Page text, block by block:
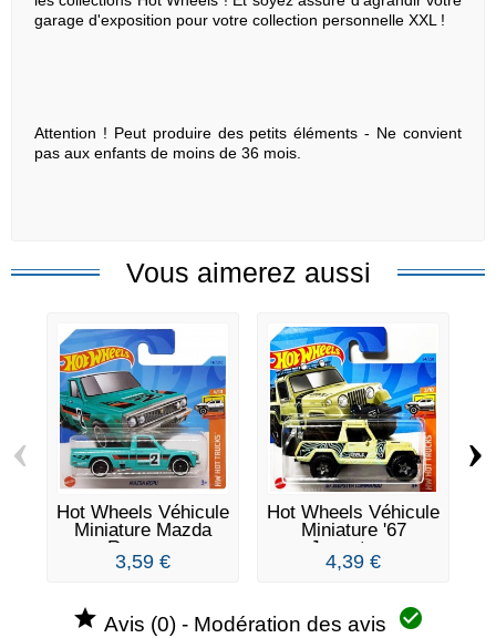
garage d'exposition pour votre collection personnelle XXL !
Attention ! Peut produire des petits éléments - Ne convient
pas aux enfants de moins de 36 mois.
Vous aimerez aussi
Hot Wheels Véhicule
Miniature Mazda
Repu -...
3,59 €
Hot Wheels Véhicule
Miniature '67
Jeepster...
4,39 €
‹ ›
 Avis (0) - Modération des avis 